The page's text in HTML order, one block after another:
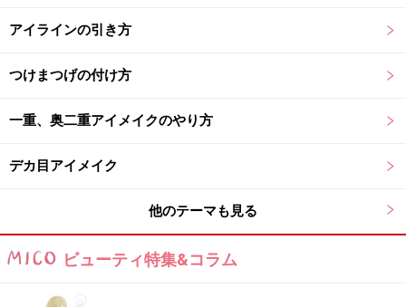
アイブロウライナーを使用するのがポイント！
■STEP2
眉用の薄ブラウンのリキッドライナーを使用して、自分
の二重のラインを上からなぞる
さらに目尻側のラインを少しだけ長めにのばすと、自然
に目がもっと大きく見えます。
■STEP3
アイラインの引き方
つけまつげの付け方
一重、奥二重アイメイクのやり方
デカ目アイメイク
他のテーマも見る
ビューティ特集&コラム